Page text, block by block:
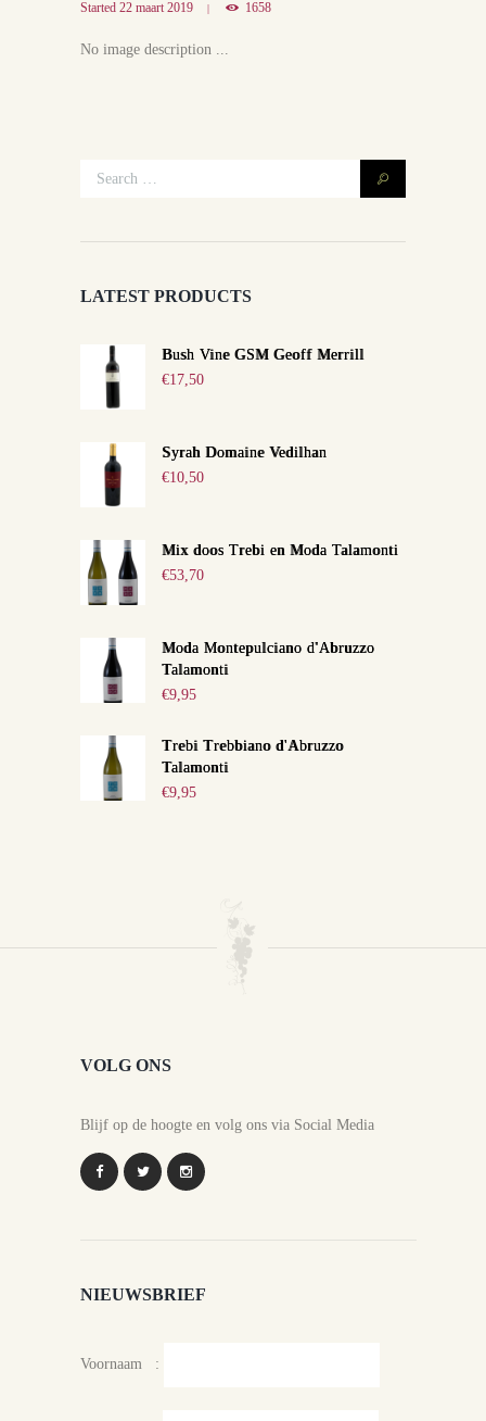
Started 22 maart 2019 1658
No image description ...
LATEST PRODUCTS
Bush Vine GSM Geoff Merrill
€17,50
Syrah Domaine Vedilhan
€10,50
Mix doos Trebi en Moda Talamonti
€53,70
Moda Montepulciano d'Abruzzo
Talamonti
€9,95
Trebi Trebbiano d'Abruzzo
Talamonti
€9,95
VOLG ONS
Blijf op de hoogte en volg ons via Social Media
NIEUWSBRIEF
Voornaam :